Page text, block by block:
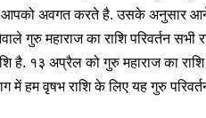
अवगत करते है. उसके अनुसार
गुरु महाराज का राशि परिवर्तन सभी
है. १३ अप्रैल को गुरु महाराज का राशि
वृषभ राशि के लिए यह गुरु